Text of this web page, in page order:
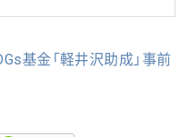
基金「軽井沢助成」事前